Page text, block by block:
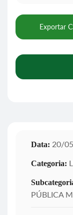
Exportar
Data: 20/
Categoria:
PÚBLICA